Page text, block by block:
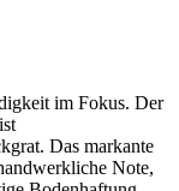
im Fokus. Der
Das markante
Note,